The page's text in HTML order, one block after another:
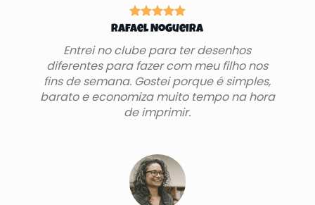
Rafael Nogueira
Entrei no clube para ter desenhos
diferentes para fazer com meu filho nos
fins de semana. Gostei porque é simples,
barato e economiza muito tempo na hora
de imprimir.